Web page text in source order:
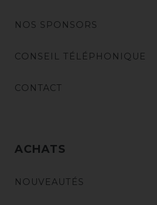
NOS SPONSORS
CONSEIL TÉLÉPHONIQUE
CONTACT
ACHATS
NOUVEAUTÉS